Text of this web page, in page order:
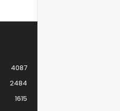
4087
2484
1615